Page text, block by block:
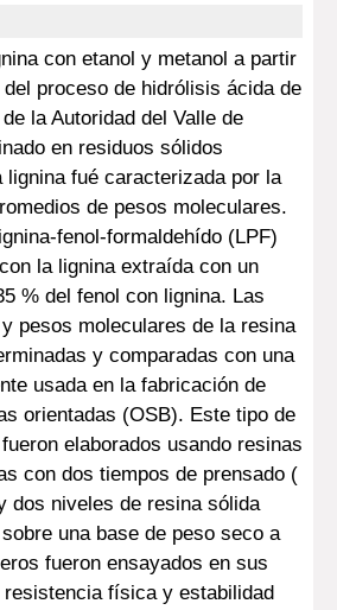
con etanol y metanol a partir
proceso de hidrólisis ácida de
la Autoridad del Valle de
en residuos sólidos
lignina fué caracterizada por la
de pesos moleculares.
fenol-formaldehído (LPF)
la lignina extraída con un
% del fenol con lignina. Las
pesos moleculares de la resina
y comparadas con una
usada en la fabricación de
orientadas (OSB). Este tipo de
elaborados usando resinas
con dos tiempos de prensado (
dos niveles de resina sólida
una base de peso seco a
fueron ensayados en sus
resistencia física y estabilidad